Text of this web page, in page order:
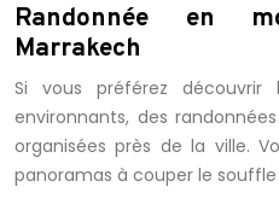
Randonnée en
Marrakech
Si vous préférez
environnants, des
organisées près de la ville.
panoramas à couper le souffle